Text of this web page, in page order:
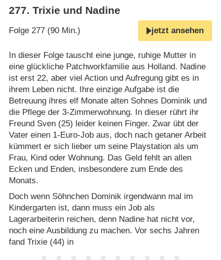
277. Trixie und Nadine
Folge 277 (90 Min.) jetzt ansehen
In dieser Folge tauscht eine junge, ruhige Mutter in
eine glückliche Patchworkfamilie aus Holland. Nadine
ist erst 22, aber viel Action und Aufregung gibt es in
ihrem Leben nicht. Ihre einzige Aufgabe ist die
Betreuung ihres elf Monate alten Sohnes Dominik und
die Pflege der 3-Zimmerwohnung. In dieser rührt ihr
Freund Sven (25) leider keinen Finger. Zwar übt der
Vater einen 1-Euro-Job aus, doch nach getaner Arbeit
kümmert er sich lieber um seine Playstation als um
Frau, Kind oder Wohnung. Das Geld fehlt an allen
Ecken und Enden, insbesondere zum Ende des
Monats.
Doch wenn Söhnchen Dominik irgendwann mal im
Kindergarten ist, dann muss ein Job als
Lagerarbeiterin reichen, denn Nadine hat nicht vor,
noch eine Ausbildung zu machen. Vor sechs Jahren
fand Trixie (44) in